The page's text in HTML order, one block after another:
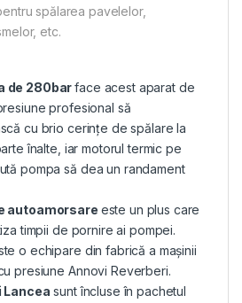
spălarea pavelelor,
etc.
de 280barface acest aparat de
profesional să
cu brio cerințe de spălare la
înalte, iar motorul termic pe
pompa să dea un randament
autoamorsare este un plus care
timpii de pornire ai pompei.
o echipare din fabrică a mașinii
presiune Annovi Reverberi.
Lancea sunt încluse în pachetul